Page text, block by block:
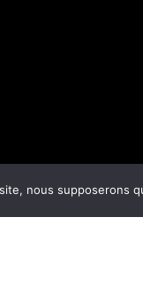
nous supposerons